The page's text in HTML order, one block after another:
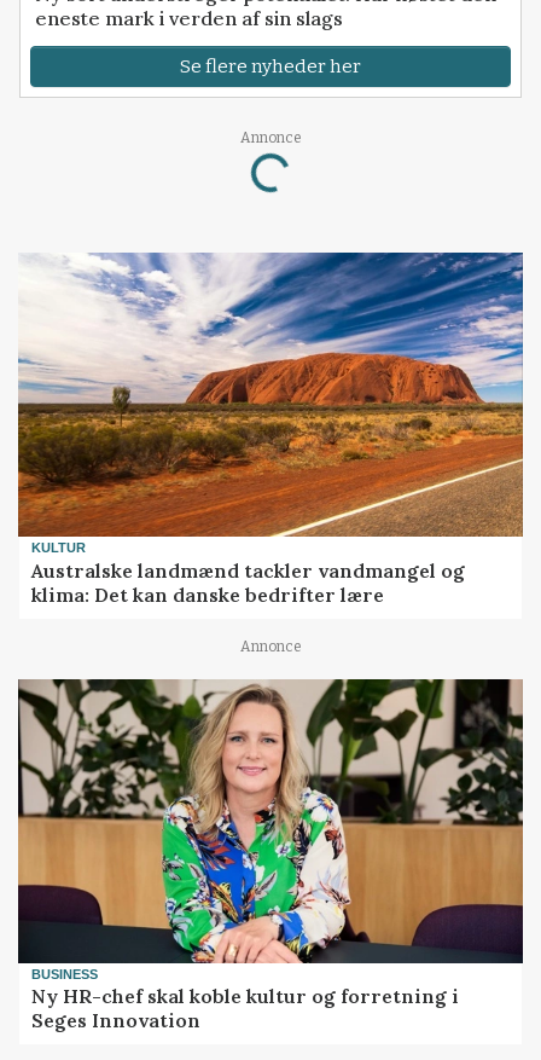
eneste mark i verden af sin slags
Se flere nyheder her
Annonce
Loading...
KULTUR
Australske landmænd tackler vandmangel og
klima: Det kan danske bedrifter lære
Annonce
BUSINESS
Ny HR-chef skal koble kultur og forretning i
Seges Innovation